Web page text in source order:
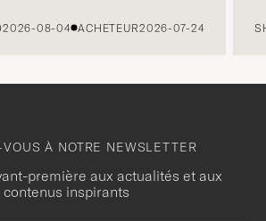
2026-08-04 ACHETEUR2026-07-24
À NOTRE NEWSLETTER
première aux actualités et aux
contenus inspirants